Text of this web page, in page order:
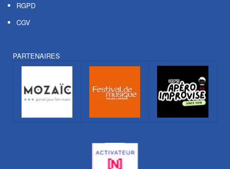
RGPD
CGV
PARTENAIRES